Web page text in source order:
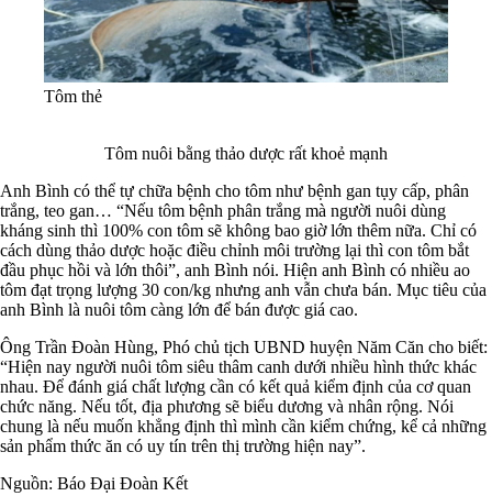
Tôm thẻ
Tôm nuôi bằng thảo dược rất khoẻ mạnh
Anh Bình có thể tự chữa bệnh cho tôm như bệnh gan tụy cấp, phân
trắng, teo gan… “Nếu tôm bệnh phân trắng mà người nuôi dùng
kháng sinh thì 100% con tôm sẽ không bao giờ lớn thêm nữa. Chỉ có
cách dùng thảo dược hoặc điều chỉnh môi trường lại thì con tôm bắt
đầu phục hồi và lớn thôi”, anh Bình nói. Hiện anh Bình có nhiều ao
tôm đạt trọng lượng 30 con/kg nhưng anh vẫn chưa bán. Mục tiêu của
anh Bình là nuôi tôm càng lớn để bán được giá cao.
Ông Trần Đoàn Hùng, Phó chủ tịch UBND huyện Năm Căn cho biết:
“Hiện nay người nuôi tôm siêu thâm canh dưới nhiều hình thức khác
nhau. Để đánh giá chất lượng cần có kết quả kiểm định của cơ quan
chức năng. Nếu tốt, địa phương sẽ biểu dương và nhân rộng. Nói
chung là nếu muốn khẳng định thì mình cần kiểm chứng, kể cả những
sản phẩm thức ăn có uy tín trên thị trường hiện nay”.
Nguồn: Báo Đại Đoàn Kết